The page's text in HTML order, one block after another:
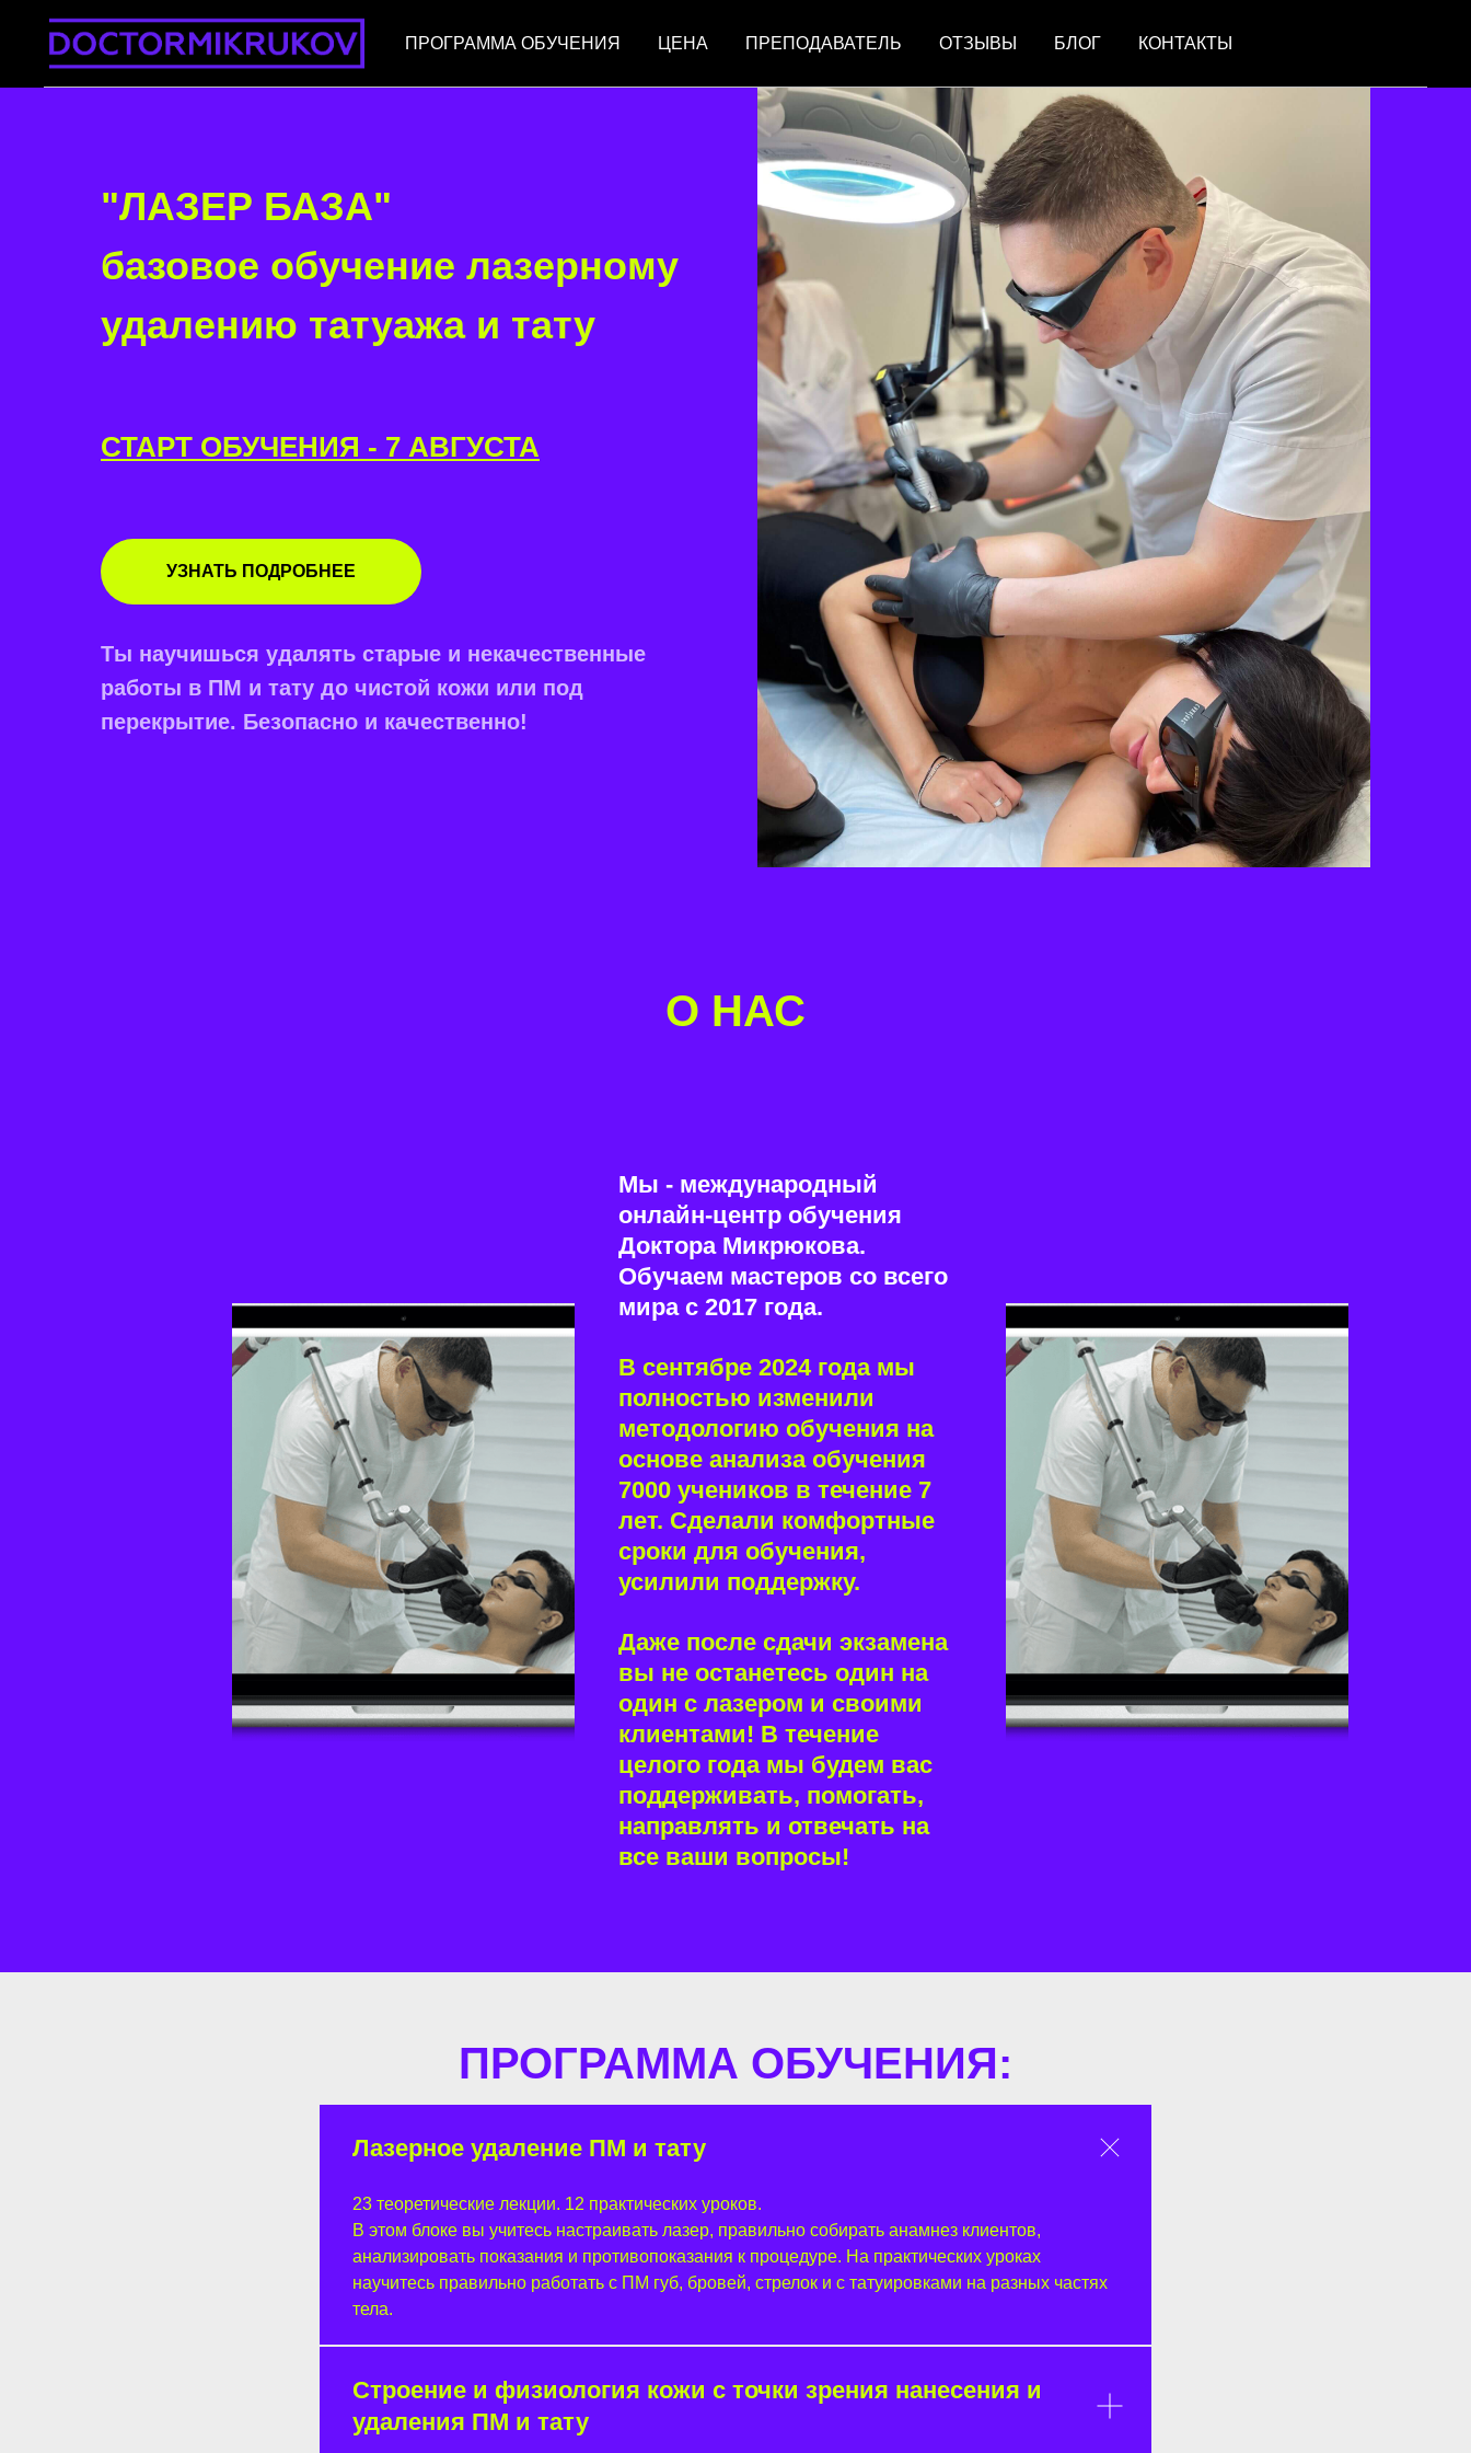
ПРОГРАММА ОБУЧЕНИЯ ЦЕНА ПРЕПОДАВАТЕЛЬ ОТЗЫВЫ БЛОГ КОНТАКТЫ
"ЛАЗЕР БАЗА"
базовое обучение лазерному
удалению татуажа и тату
СТАРТ ОБУЧЕНИЯ - 7 АВГУСТА
УЗНАТЬ ПОДРОБНЕЕ
Ты научишься удалять старые и некачественные
работы в ПМ и тату до чистой кожи или под
перекрытие. Безопасно и качественно!
О НАС
Мы - международный
онлайн-центр обучения
Доктора Микрюкова.
Обучаем мастеров со всего
мира с 2017 года.
В сентябре 2024 года мы
полностью изменили
методологию обучения на
основе анализа обучения
7000 учеников в течение 7
лет. Сделали комфортные
сроки для обучения,
усилили поддержку.
Даже после сдачи экзамена
вы не останетесь один на
один с лазером и своими
клиентами! В течение
целого года мы будем вас
поддерживать, помогать,
направлять и отвечать на
все ваши вопросы!
ПРОГРАММА ОБУЧЕНИЯ:
Лазерное удаление ПМ и тату
23 теоретические лекции. 12 практических уроков.
В этом блоке вы учитесь настраивать лазер, правильно собирать анамнез клиентов,
анализировать показания и противопоказания к процедуре. На практических уроках
научитесь правильно работать с ПМ губ, бровей, стрелок и с татуировками на разных частях
тела.
Строение и физиология кожи с точки зрения нанесения и
удаления ПМ и тату